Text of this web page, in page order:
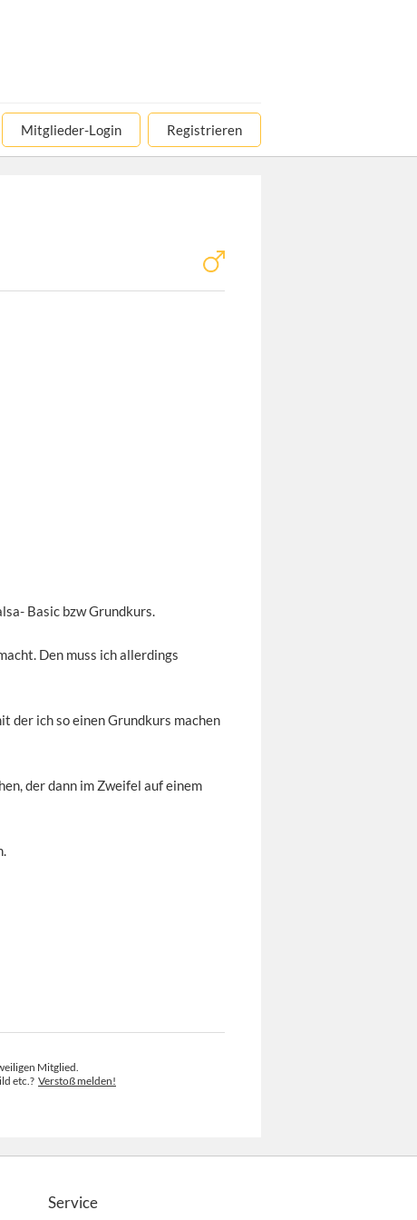
Mitglieder-Login Registrieren
Basic bzw Grundkurs.
Den muss ich allerdings
der ich so einen Grundkurs machen
der dann im Zweifel auf einem
Mitglied.
etc.? Verstoß melden!
Service